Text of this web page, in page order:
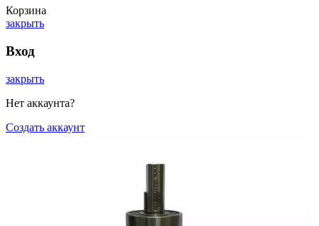
Корзина
закрыть
Вход
закрыть
Нет аккаунта?
Создать аккаунт